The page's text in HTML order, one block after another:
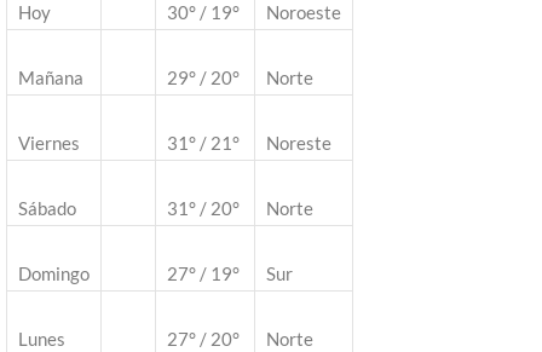
Hoy 30° / 19° Noroeste
Mañana 29° / 20° Norte
Viernes 31° / 21° Noreste
Sábado 31° / 20° Norte
Domingo 27° / 19° Sur
Lunes 27° / 20° Norte